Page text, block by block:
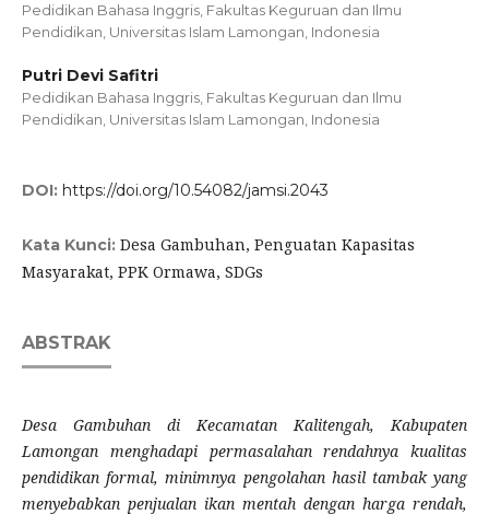
Pedidikan Bahasa Inggris, Fakultas Keguruan dan Ilmu
Pendidikan, Universitas Islam Lamongan, Indonesia
Putri Devi Safitri
Pedidikan Bahasa Inggris, Fakultas Keguruan dan Ilmu
Pendidikan, Universitas Islam Lamongan, Indonesia
DOI: https://doi.org/10.54082/jamsi.2043
Kata Kunci: Desa Gambuhan, Penguatan Kapasitas
Masyarakat, PPK Ormawa, SDGs
ABSTRAK
Desa Gambuhan di Kecamatan Kalitengah, Kabupaten
Lamongan menghadapi permasalahan rendahnya kualitas
pendidikan formal, minimnya pengolahan hasil tambak yang
menyebabkan penjualan ikan mentah dengan harga rendah,